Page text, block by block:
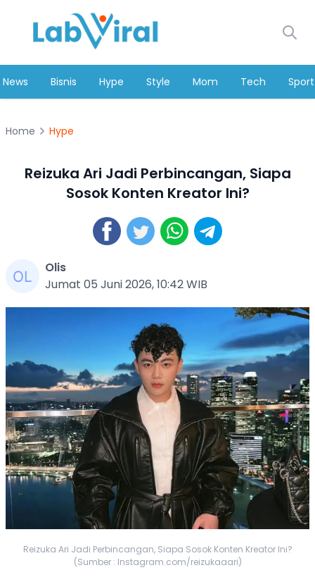
News Bisnis Hype Style Mom Tech Sport
Home Hype
Reizuka Ari Jadi Perbincangan, Siapa
Sosok Konten Kreator Ini?
Olis
Jumat 05 Juni 2026, 10:42 WIB
Reizuka Ari Jadi Perbincangan, Siapa Sosok Konten Kreator Ini?
(Sumber : Instagram.com/reizukaaari)